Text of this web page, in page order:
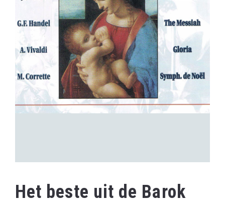
Het beste uit de Barok